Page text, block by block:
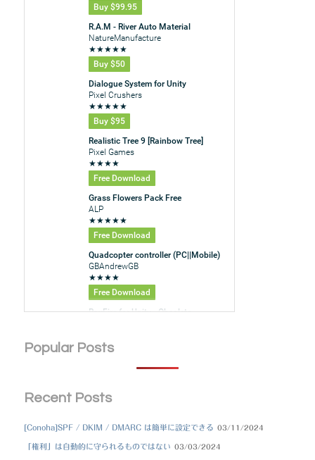
Popular Posts
Recent Posts
[Conoha]SPF / DKIM / DMARC は簡単に設定できる 03/11/2024
「権利」は自動的に守られるものではない 03/03/2024